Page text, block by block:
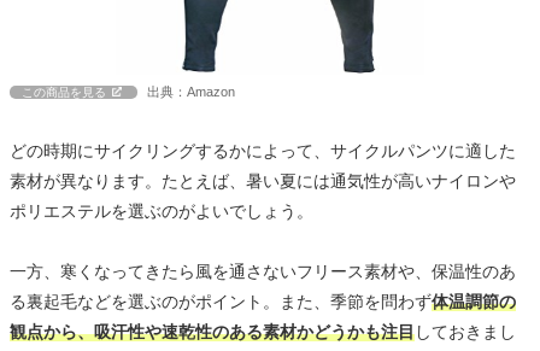
この商品を見る 出典：Amazon
どの時期にサイクリングするかによって、サイクルパンツに適した
素材が異なります。たとえば、暑い夏には通気性が高いナイロンや
ポリエステルを選ぶのがよいでしょう。
一方、寒くなってきたら風を通さないフリース素材や、保温性のあ
る裏起毛などを選ぶのがポイント。また、季節を問わず体温調節の
観点から、吸汗性や速乾性のある素材かどうかも注目しておきまし